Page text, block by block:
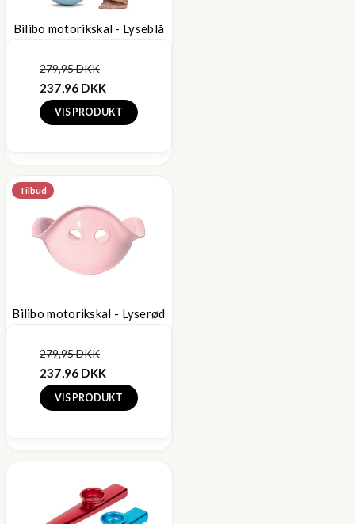
Bilibo motorikskal - Lyseblå
279,95 DKK
237,96 DKK
VIS PRODUKT
Tilbud
Bilibo motorikskal - Lyserød
279,95 DKK
237,96 DKK
VIS PRODUKT